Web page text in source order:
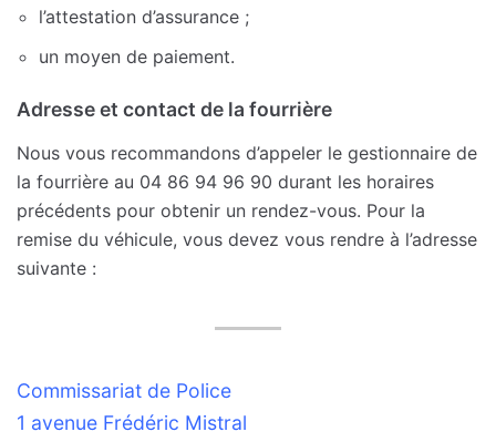
l’attestation d’assurance ;
un moyen de paiement.
Adresse et contact de la fourrière
Nous vous recommandons d’appeler le gestionnaire de
la fourrière au 04 86 94 96 90 durant les horaires
précédents pour obtenir un rendez-vous. Pour la
remise du véhicule, vous devez vous rendre à l’adresse
suivante :
Commissariat de Police
1 avenue Frédéric Mistral